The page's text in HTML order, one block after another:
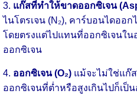
3. แก๊สที่ทำให้ขาดออกซิเจน
ไนโตรเจน (N₂), คาร์บอนไดออก
โดยตรงแต่ไปแทนที่ออกซิเจนใน
ออกซิเจน
4. ออกซิเจน (O₂)แม้จะไม่ใช่แก๊
ออกซิเจนที่ต่ำหรือสูงเกินไปก็เป็